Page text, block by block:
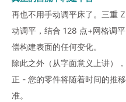
再也不用手动调平床了。三重
动调平，结合 128 点+网格调
偿构建表面的任何变化。
除此之外（从字面意义上讲）
正 - 您的零件将随着时间的推
准。